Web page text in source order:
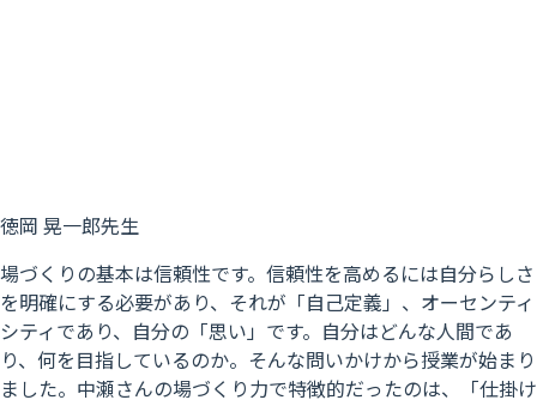
徳岡 晃一郎先生
場づくりの基本は信頼性です。信頼性を高めるには自分らしさ
を明確にする必要があり、それが「自己定義」、オーセンティ
シティであり、自分の「思い」です。自分はどんな人間であ
り、何を目指しているのか。そんな問いかけから授業が始まり
ました。中瀬さんの場づくり力で特徴的だったのは、「仕掛け